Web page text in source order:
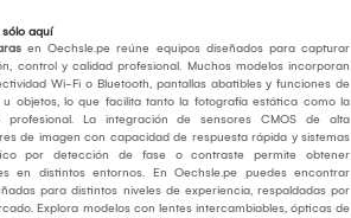
aquí
en Oechsle.pe reúne equipos diseñados para capturar
control y calidad profesional. Muchos modelos incorporan
Wi-Fi o Bluetooth, pantallas abatibles y funciones de
objetos, lo que facilita tanto la fotografía estática como la
profesional. La integración de sensores CMOS de alta
de imagen con capacidad de respuesta rápida y sistemas
por detección de fase o contraste permite obtener
en distintos entornos. En Oechsle.pe puedes encontrar
para distintos niveles de experiencia, respaldadas por
Explora modelos con lentes intercambiables, ópticas de